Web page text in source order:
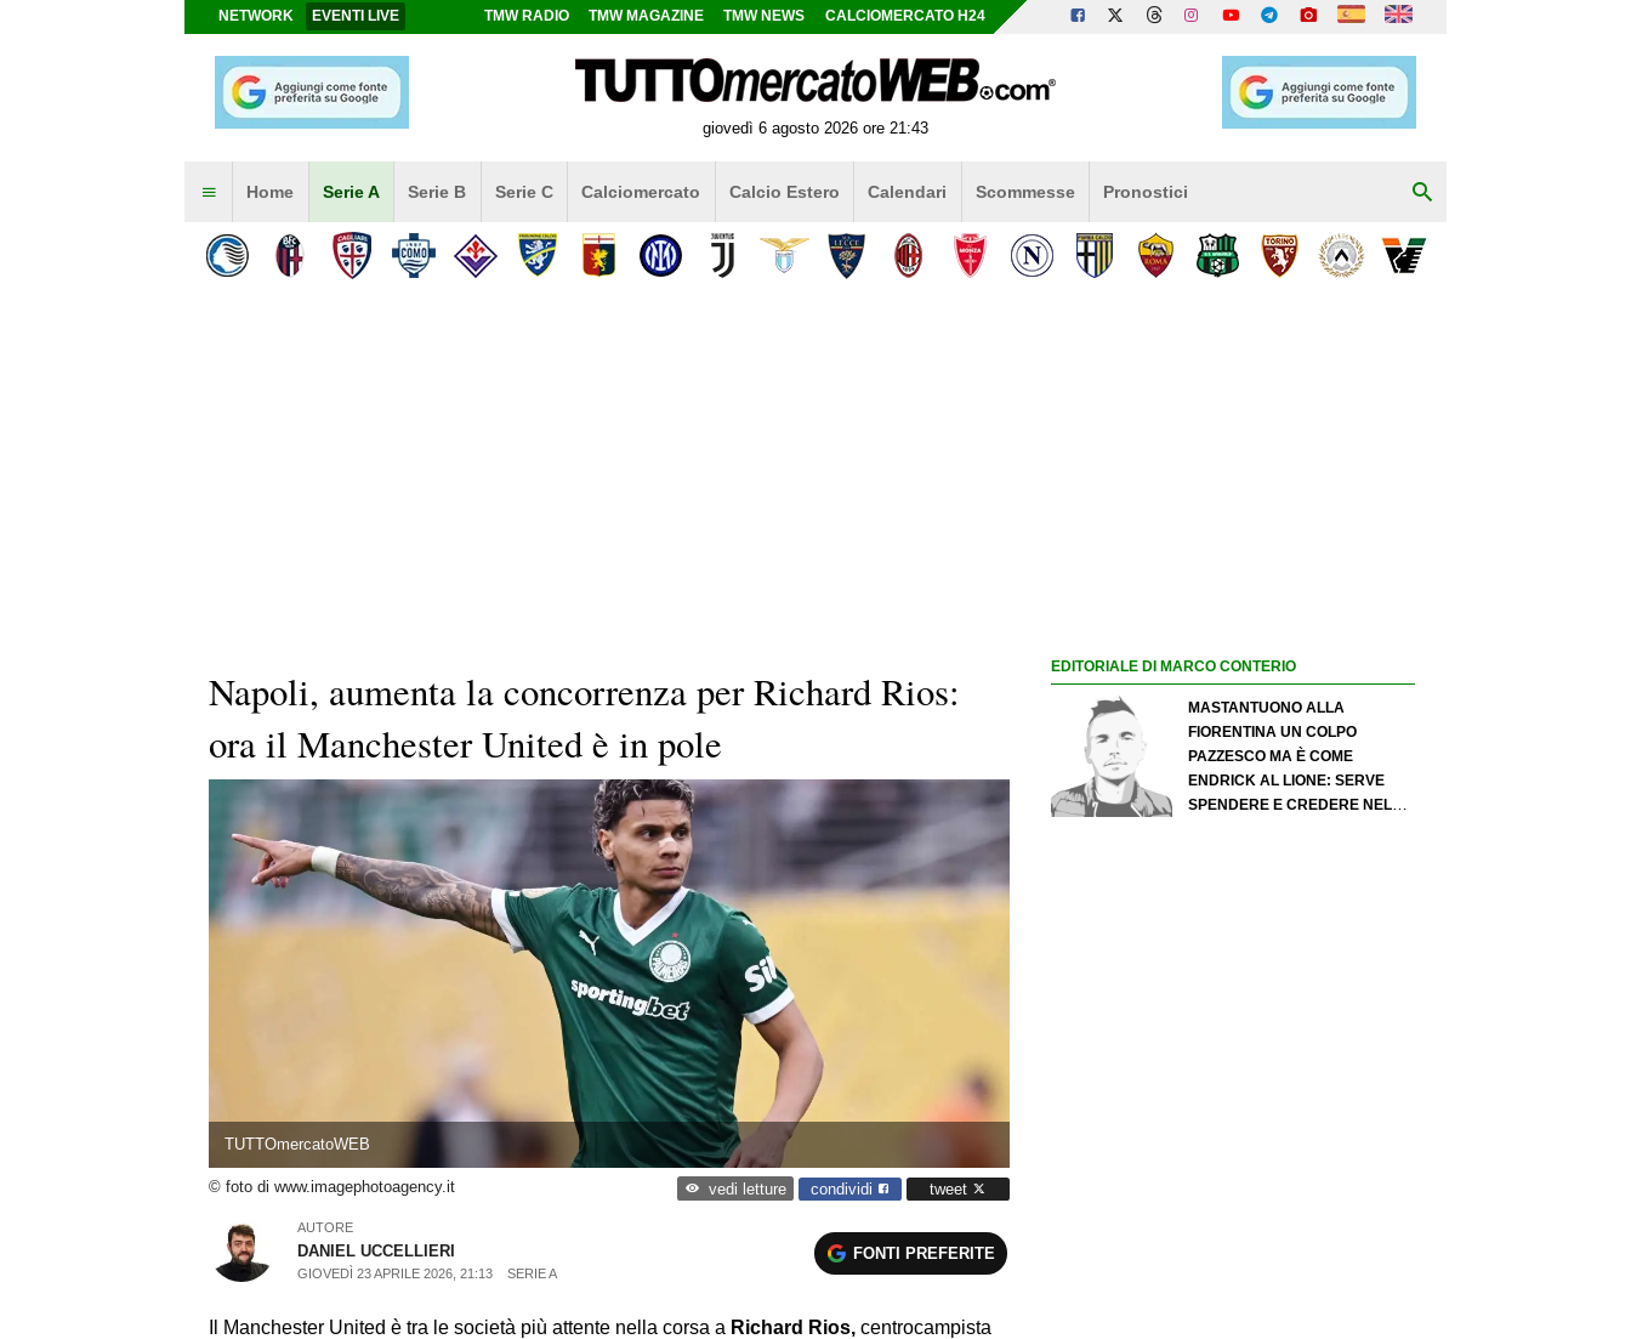
NETWORK EVENTI LIVE TMW RADIO TMW MAGAZINE TMW NEWS CALCIOMERCATO H24
giovedì 6 agosto 2026 ore 21:43
Home Serie A Serie B Serie C Calciomercato Calcio Estero Calendari Scommesse Pronostici
Napoli, aumenta la concorrenza per Richard Rios:
ora il Manchester United è in pole
TUTTOmercatoWEB
© foto di www.imagephotoagency.it vedi letture condividi tweet
AUTORE
DANIEL UCCELLIERI
GIOVEDÌ 23 APRILE 2026, 21:13 SERIE A
FONTI PREFERITE
Il Manchester United è tra le società più attente nella corsa a Richard Rios, centrocampista
EDITORIALE DI MARCO CONTERIO
MASTANTUONO ALLA
FIORENTINA UN COLPO
PAZZESCO MA È COME
ENDRICK AL LIONE: SERVE
SPENDERE E CREDERE NELLO